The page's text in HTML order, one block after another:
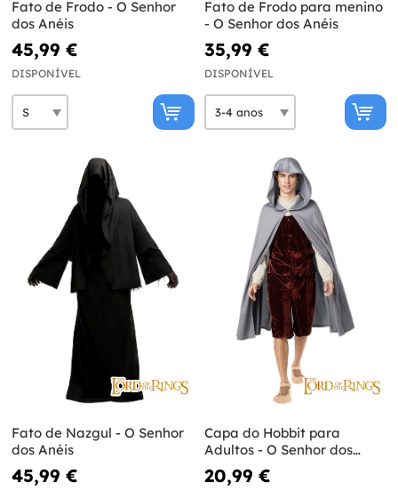
Fato de Frodo - O Senhor
dos Anéis
45,99 €
DISPONÍVEL
Fato de Frodo para menino
- O Senhor dos Anéis
35,99 €
DISPONÍVEL
Fato de Nazgul - O Senhor
dos Anéis
45,99 €
Capa do Hobbit para
Adultos - O Senhor dos
Anéis
20,99 €